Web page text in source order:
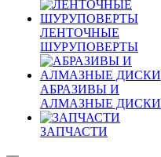
ЛЕНТОЧНЫЕ
ШУРУПОВЕРТЫ
АБРАЗИВЫ И
АЛМАЗНЫЕ ДИСКИ
ЗАПЧАСТИ